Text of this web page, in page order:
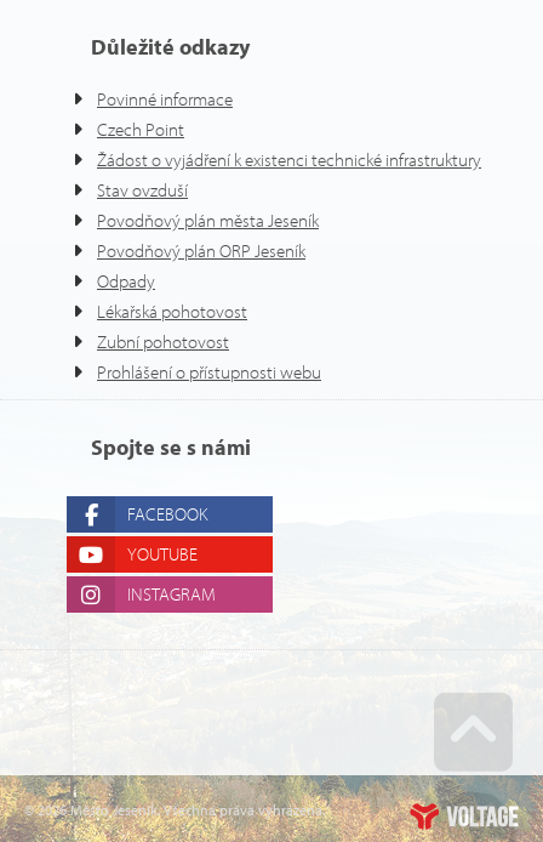
Důležité odkazy
Povinné informace
Czech Point
Žádost o vyjádření k existenci technické infrastruktury
Stav ovzduší
Povodňový plán města Jeseník
Povodňový plán ORP Jeseník
Odpady
Lékařská pohotovost
Zubní pohotovost
Prohlášení o přístupnosti webu
Spojte se s námi
FACEBOOK
YOUTUBE
INSTAGRAM
© 2026 Město Jeseník. Všechna práva vyhrazena. Go